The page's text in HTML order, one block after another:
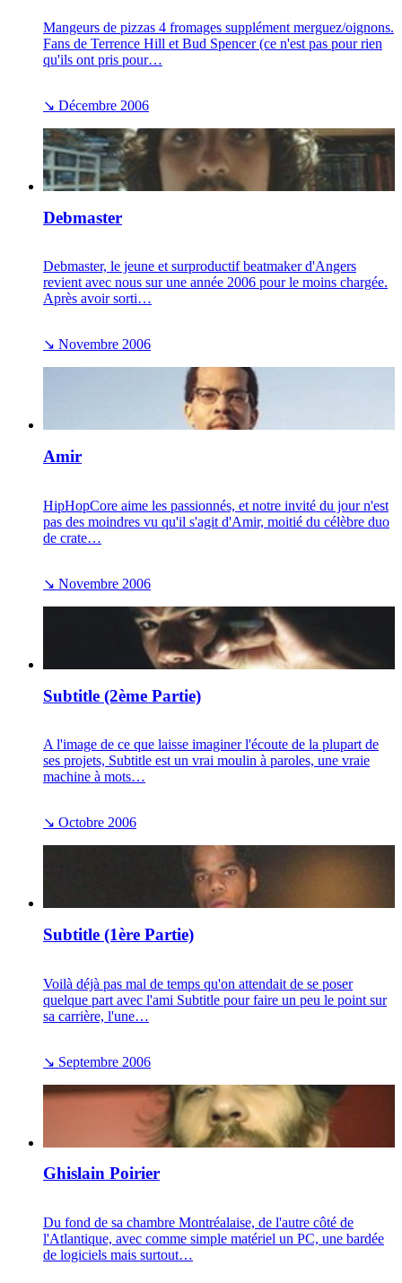
Mangeurs de pizzas 4 fromages supplément merguez/oignons.
Fans de Terrence Hill et Bud Spencer (ce n'est pas pour rien
qu'ils ont pris pour…
↘ Décembre 2006
Debmaster
Debmaster, le jeune et surproductif beatmaker d'Angers
revient avec nous sur une année 2006 pour le moins chargée.
Après avoir sorti…
↘ Novembre 2006
Amir
HipHopCore aime les passionnés, et notre invité du jour n'est
pas des moindres vu qu'il s'agit d'Amir, moitié du célèbre duo
de crate…
↘ Novembre 2006
Subtitle (2ème Partie)
A l'image de ce que laisse imaginer l'écoute de la plupart de
ses projets, Subtitle est un vrai moulin à paroles, une vraie
machine à mots…
↘ Octobre 2006
Subtitle (1ère Partie)
Voilà déjà pas mal de temps qu'on attendait de se poser
quelque part avec l'ami Subtitle pour faire un peu le point sur
sa carrière, l'une…
↘ Septembre 2006
Ghislain Poirier
Du fond de sa chambre Montréalaise, de l'autre côté de
l'Atlantique, avec comme simple matériel un PC, une bardée
de logiciels mais surtout…